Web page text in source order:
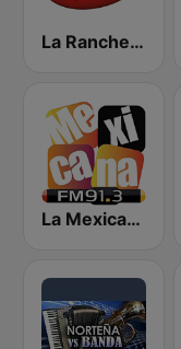
La Ranchera 106.1 FM
La Mexicana 91.3 FM